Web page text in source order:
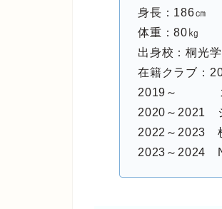
身長：186㎝
体重：80㎏
出身校：桐光
在籍クラブ：
2019～ 水
2020～2021
2022～2023
2023～2024